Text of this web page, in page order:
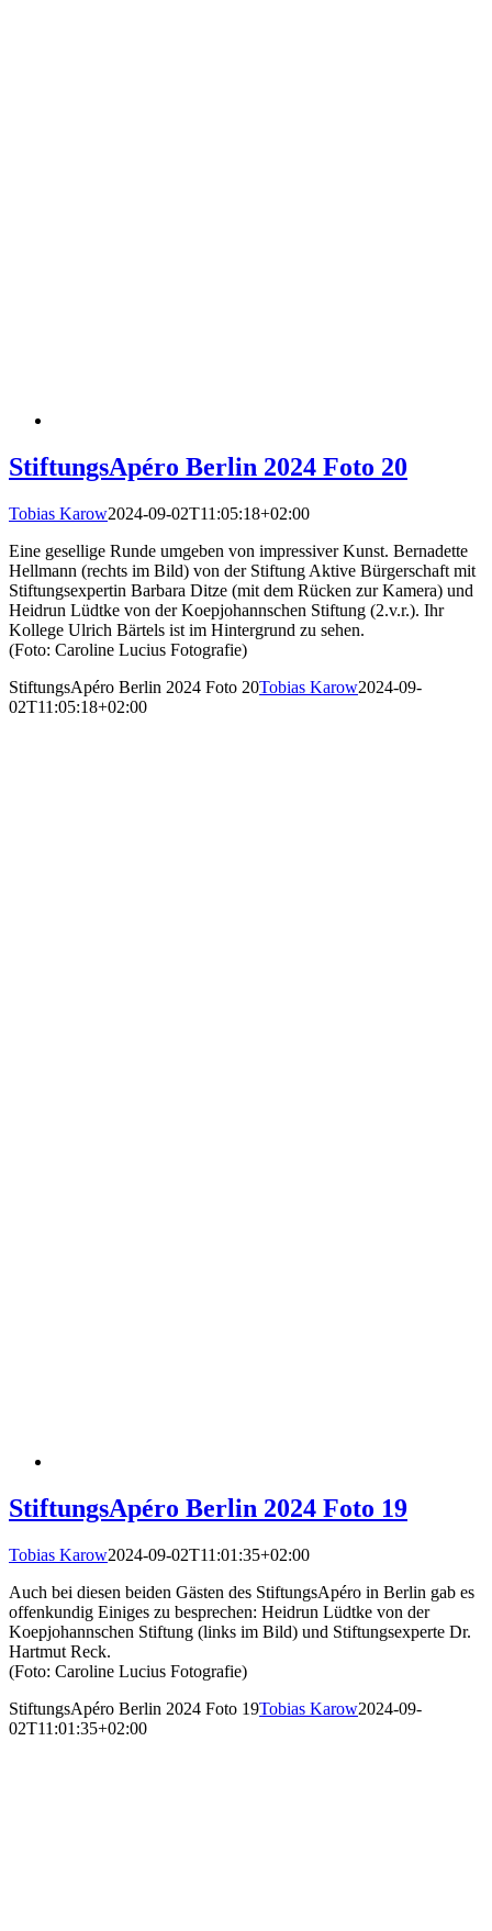
StiftungsApéro Berlin 2024 Foto 20
Tobias Karow2024-09-02T11:05:18+02:00
Eine gesellige Runde umgeben von impressiver Kunst. Bernadette
Hellmann (rechts im Bild) von der Stiftung Aktive Bürgerschaft mit
Stiftungsexpertin Barbara Ditze (mit dem Rücken zur Kamera) und
Heidrun Lüdtke von der Koepjohannschen Stiftung (2.v.r.). Ihr
Kollege Ulrich Bärtels ist im Hintergrund zu sehen.
(Foto: Caroline Lucius Fotografie)
StiftungsApéro Berlin 2024 Foto 20Tobias Karow2024-09-
02T11:05:18+02:00
StiftungsApéro Berlin 2024 Foto 19
Tobias Karow2024-09-02T11:01:35+02:00
Auch bei diesen beiden Gästen des StiftungsApéro in Berlin gab es
offenkundig Einiges zu besprechen: Heidrun Lüdtke von der
Koepjohannschen Stiftung (links im Bild) und Stiftungsexperte Dr.
Hartmut Reck.
(Foto: Caroline Lucius Fotografie)
StiftungsApéro Berlin 2024 Foto 19Tobias Karow2024-09-
02T11:01:35+02:00